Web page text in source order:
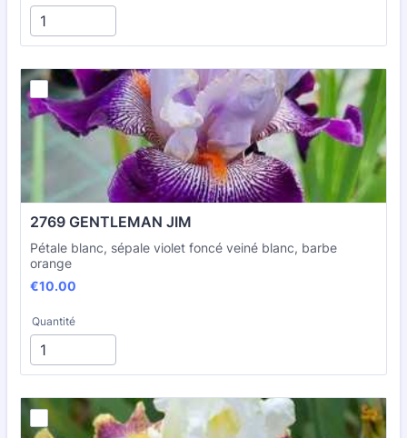
2769 GENTLEMAN JIM
Pétale blanc, sépale violet foncé veiné blanc, barbe
orange
€10.00
€10.00
Quantité